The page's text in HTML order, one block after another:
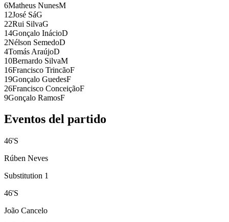
6Matheus NunesM
12José SáG
22Rui SilvaG
14Gonçalo InácioD
2Nélson SemedoD
4Tomás AraújoD
10Bernardo SilvaM
16Francisco TrincãoF
19Gonçalo GuedesF
26Francisco ConceiçãoF
9Gonçalo RamosF
Eventos del partido
46'S
Rúben Neves
Substitution 1
46'S
João Cancelo